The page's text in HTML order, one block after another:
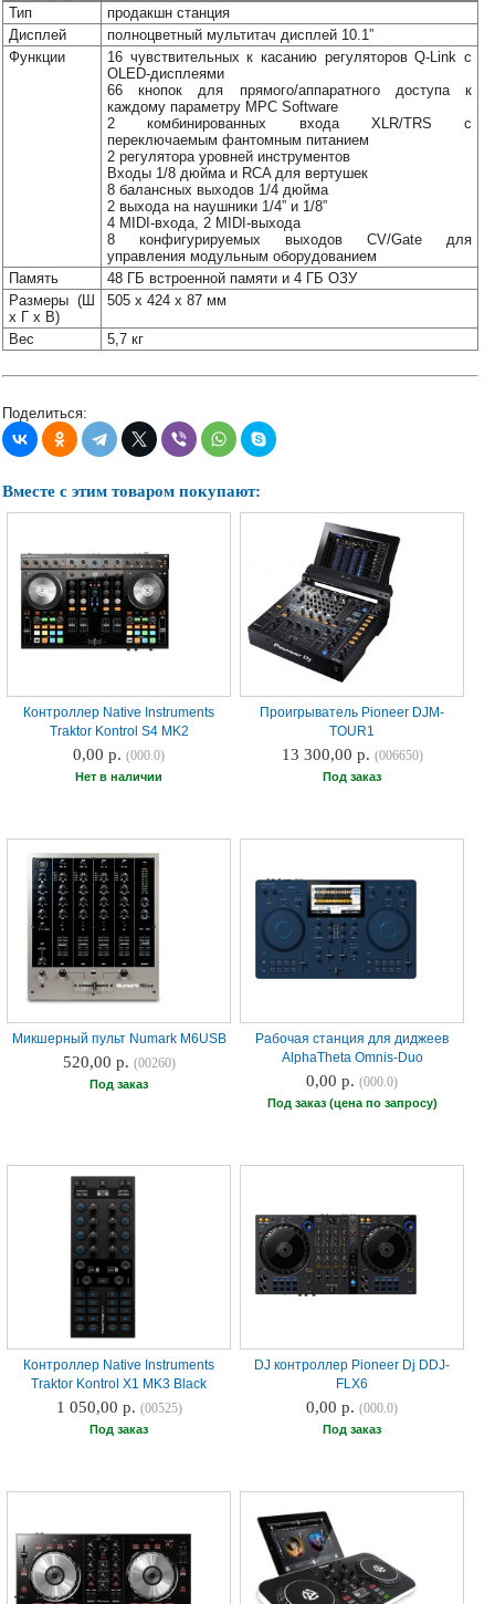
Тип
продакшн станция
Дисплей
полноцветный мультитач дисплей 10.1”
Функции
16 чувствительных к касанию регуляторов Q-Link с
OLED-дисплеями
66 кнопок для прямого/аппаратного доступа к
каждому параметру MPC Software
2 комбинированных входа XLR/TRS с
переключаемым фантомным питанием
2 регулятора уровней инструментов
Входы 1/8 дюйма и RCA для вертушек
8 балансных выходов 1/4 дюйма
2 выхода на наушники 1/4” и 1/8”
4 MIDI-входа, 2 MIDI-выхода
8 конфигурируемых выходов CV/Gate для
управления модульным оборудованием
Память
48 ГБ встроенной памяти и 4 ГБ ОЗУ
Размеры (Ш
x Г x В)
505 x 424 x 87 мм
Вес 5,7 кг
Поделиться:
Вместе с этим товаром покупают:
Контроллер Native Instruments
Traktor Kontrol S4 MK2
0,00 р.(000.0)
Нет в наличии
Проигрыватель Pioneer DJM-
TOUR1
13 300,00 р. (006650)
Под заказ
Микшерный пульт Numark M6USB
520,00 р. (00260)
Под заказ
Рабочая станция для диджеев
AlphaTheta Omnis-Duo
0,00 р.(000.0)
Под заказ (цена по запросу)
Контроллер Native Instruments
Traktor Kontrol X1 MK3 Black
1 050,00 р. (00525)
Под заказ
DJ контроллер Pioneer Dj DDJ-
FLX6
0,00 р.(000.0)
Под заказ